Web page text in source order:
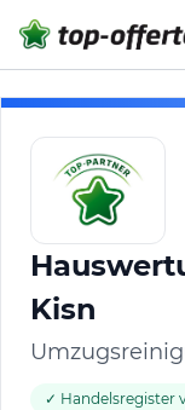
Kisn
✓ Handelsregister